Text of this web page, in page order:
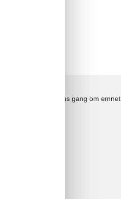
Se solens gang om emnet